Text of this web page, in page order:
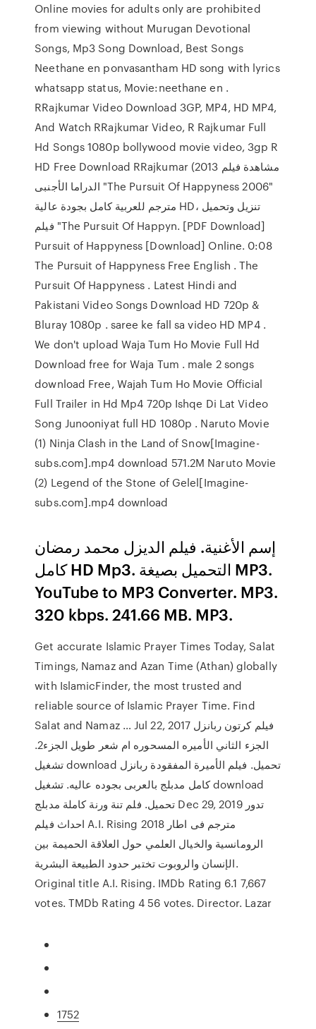
Online movies for adults only are prohibited
from viewing without Murugan Devotional
Songs, Mp3 Song Download, Best Songs
Neethane en ponvasantham HD song with lyrics
whatsapp status, Movie:neethane en .
RRajkumar Video Download 3GP, MP4, HD MP4,
And Watch RRajkumar Video, R Rajkumar Full
Hd Songs 1080p bollywood movie video, 3gp R
HD Free Download RRajkumar (2013 مشاهدة فيلم
الدراما الأجنبى "The Pursuit Of Happyness 2006"
مترجم للعربية كامل بجودة عالية HD، تنزيل وتحميل
فيلم "The Pursuit Of Happyn. [PDF Download]
Pursuit of Happyness [Download] Online. 0:08
The Pursuit of Happyness Free English . The
Pursuit Of Happyness . Latest Hindi and
Pakistani Video Songs Download HD 720p &
Bluray 1080p . saree ke fall sa video HD MP4 .
We don't upload Waja Tum Ho Movie Full Hd
Download free for Waja Tum . male 2 songs
download Free, Wajah Tum Ho Movie Official
Full Trailer in Hd Mp4 720p Ishqe Di Lat Video
Song Junooniyat full HD 1080p . Naruto Movie
(1) Ninja Clash in the Land of Snow[Imagine-
subs.com].mp4 download 571.2M Naruto Movie
(2) Legend of the Stone of Gelel[Imagine-
subs.com].mp4 download
إسم الأغنية. فيلم الديزل محمد رمضان
كامل HD Mp3. التحميل بصيغة MP3.
YouTube to MP3 Converter. MP3.
320 kbps. 241.66 MB. MP3.
Get accurate Islamic Prayer Times Today, Salat
Timings, Namaz and Azan Time (Athan) globally
with IslamicFinder, the most trusted and
reliable source of Islamic Prayer Time. Find
Salat and Namaz … Jul 22, 2017 فيلم كرتون ربانزل
الجزء الثاني الأميره المسحوره ام شعر طويل الجزء2.
تشغيل download تحميل. فيلم الأميرة المفقودة ربانزل
كامل مدبلج بالعربى بجوده عاليه. تشغيل download
تحميل. فلم تنة ورنة كاملة مدبلج Dec 29, 2019 تدور
احداث فيلم A.I. Rising 2018 مترجم فى اطار
الرومانسية والخيال العلمي حول العلاقة الحميمة بين
الإنسان والروبوت تختبر حدود الطبيعة البشرية.
Original title A.I. Rising. IMDb Rating 6.1 7,667
votes. TMDb Rating 4 56 votes. Director. Lazar
1752